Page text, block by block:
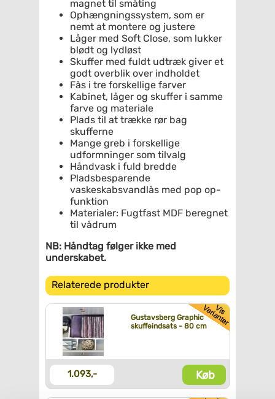
magnet til småting
Ophængningssystem, som er
nemt at montere og justere
Låger med Soft Close, som lukker
blødt og lydløst
Skuffer med fuldt udtræk giver et
godt overblik over indholdet
Fås i tre forskellige farver
Kabinet, låger og skuffer i samme
farve og materiale
Plads til at trække rør bag
skufferne
Mange greb i forskellige
udformninger som tilvalg
Håndvask i fuld bredde
Pladsbesparende
vaskeskabsvandlås med pop op-
funktion
Materialer: Fugtfast MDF beregnet
til vådrum
NB: Håndtag følger ikke med
underskabet.
Relaterede produkter
Gustavsberg Graphic
skuffeindsats - 80 cm
1.093,- Køb